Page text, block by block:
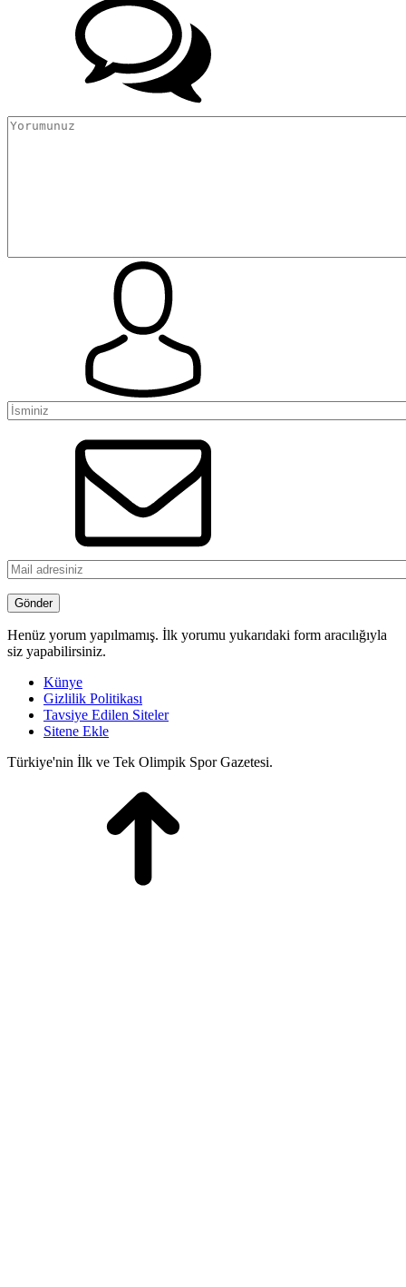
Henüz yorum yapılmamış. İlk yorumu yukarıdaki form aracılığıyla
siz yapabilirsiniz.
Künye
Gizlilik Politikası
Tavsiye Edilen Siteler
Sitene Ekle
Türkiye'nin İlk ve Tek Olimpik Spor Gazetesi.